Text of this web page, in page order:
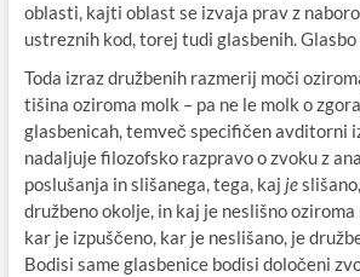
oblasti, kajti oblast se izvaja prav z
ustreznih kod, torej tudi glasbenih.
Toda izraz družbenih razmerij moči
tišina oziroma molk – pa ne le molk o
glasbenicah, temveč specifičen avditorni
nadaljuje filozofsko razpravo o zvoku z
poslušanja in slišanega, tega, kaj je
družbeno okolje, in kaj je neslišno
kar je izpuščeno, kar je neslišano, je
Bodisi same glasbenice bodisi določeni